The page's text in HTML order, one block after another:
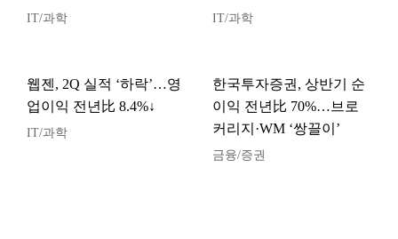
IT/과학 IT/과학
웹젠, 2Q 실적 ‘하락’…영
업이익 전년比 8.4%↓
IT/과학
한국투자증권, 상반기 순
이익 전년比 70%…브로
커리지·WM ‘쌍끌이’
금융/증권